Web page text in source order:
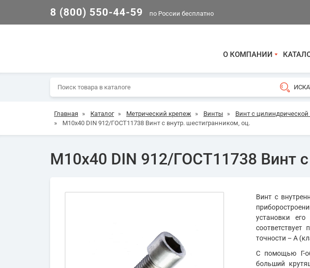
8 (800) 550-44-59 по России бесплатно
О КОМПАНИИ
Главная » Каталог » Метрический крепеж » Винты »
Винт с
»
М10х40 DIN 912/ГОСТ11738 Винт с внутр. шестигранником, оц.
М10х40 DIN 912/ГОСТ11738 Винт
Винт с
установки
точности – А
С помощью Г-
больший